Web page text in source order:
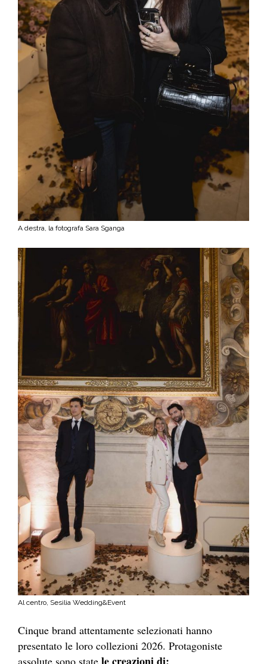
A destra, la fotografa Sara Sganga
Al centro, Sesilia Wedding&Event
Cinque brand attentamente selezionati hanno
presentato le loro collezioni 2026. Protagoniste